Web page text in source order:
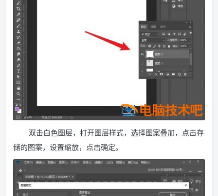
双击白色图层，打开图层样式，选择图案叠加，点击存
储的图案，设置缩放，点击确定。